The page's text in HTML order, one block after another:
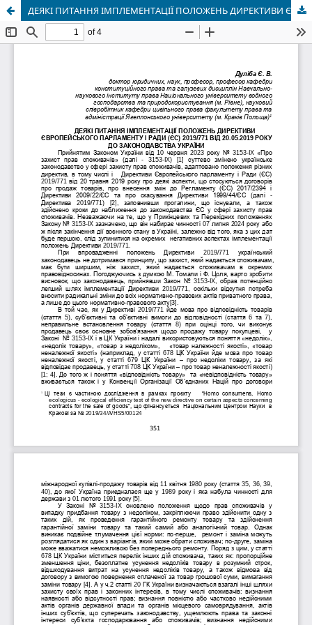
ДЕЯКІ ПИТАННЯ ІМПЛЕМЕНТАЦІЇ ПОЛОЖЕНЬ ДИРЕКТИВИ ЄВРОПЕЙСЬКОГО ПАРЛАМЕНТУ І РАДИ (ЄС) 2019/771 ВІД 20.05.2019 РОКУ ДО ЗАКОНОДАВСТВА УКРАЇНИ